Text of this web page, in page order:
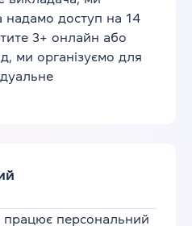
надамо доступ на 14
3+ онлайн або
ми організуємо для
персональний